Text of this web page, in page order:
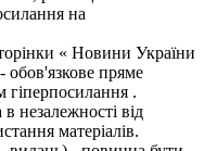
на
« Новини України
обов'язкове пряме
гіперпосилання .
незалежності від
матеріалів.